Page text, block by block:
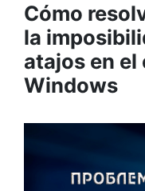
Cómo
la
atajos en
Windows